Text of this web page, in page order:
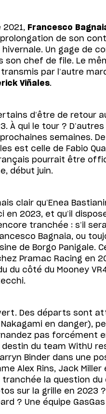
Francesco
de son
Un gage de
son chef de file. Le
par l’autre
Viñales.
d’être de retour
À qui le tour ?
semaines. De
est celle de Fabio
pourrait être
début juin.
clair qu’Enea
en 2023, et qu’il
tranchée : s’il
Bagnaia, ou
de Borgo Panigale.
Pramac Racing en
du côté du Mooney
Des départs sont
en danger),
pas forcément
destin du team WithU
Binder dans une
Alex Rins, Jack
tranchée la question du
sur la grille en 2023
? Une équipe GasGas